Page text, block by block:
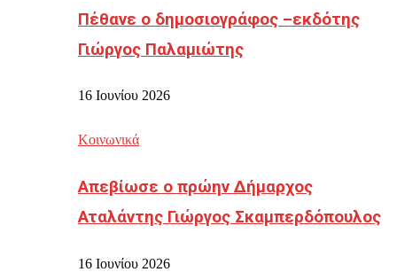
Πέθανε ο δημοσιογράφος –εκδότης
Γιώργος Παλαμιώτης
16 Ιουνίου 2026
Κοινωνικά
Απεβίωσε ο πρώην Δήμαρχος
Αταλάντης Γιώργος Σκαμπερδόπουλος
16 Ιουνίου 2026